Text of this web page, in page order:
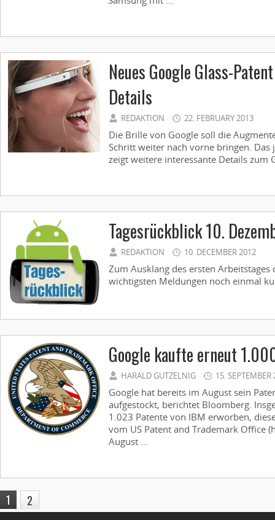
Neues Google Glass-
Details
REDAKTION 22. FEBRUARY 2013
Die Brille von Google soll die
Schritt weiter nach vorne bringen. Das
zeigt weitere interessante Details zum
Tagesrückblick 10.
REDAKTION 10. DECEMBER 2012
Zum Ausklang des ersten Arbeitstages
wichtigsten Meldungen noch einmal
Google kaufte erneut
HARALD GUTZELNIG 15. SEPTEMBER
Google hat bereits im August sein
aufgestockt, berichtet Bloomberg.
1.023 Patente von IBM erworben,
vom US Patent and Trademark Office
August ...
1 2